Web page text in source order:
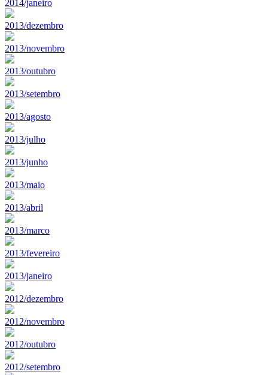
2014/janeiro
2013/dezembro
2013/novembro
2013/outubro
2013/setembro
2013/agosto
2013/julho
2013/junho
2013/maio
2013/abril
2013/marco
2013/fevereiro
2013/janeiro
2012/dezembro
2012/novembro
2012/outubro
2012/setembro